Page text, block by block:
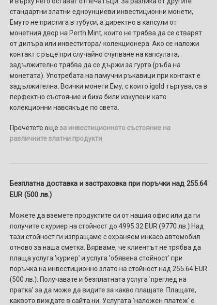
стандартни златни едноунциеви инвестиционни монети,
Емуто не пристига в тубуси, а директно в капсули от
монетния двор на Perth Mint, които не трябва да се отварят
oт дилъра или инвеститора/ колекционера. Ако се наложи
контакт с ръце при случайно счупване на капсулата,
задължително трябва да се държи за гурта (ръба на
монетата). Употребата на памучни ръкавици при контакт е
задължителна. Всички монети Ему, с които igold търгува, са в
перфектно състояние и биха били изкупени като
колекционни навсякъде по света.
Прочетете още за инвестиционното състояние на
различните златни продукти
Безплатна доставка и застраховка при поръчки над 255.64
EUR (500 лв.)
Можете да вземете продуктите си от нашия офис или да ги
получите с куриер на стойност до 4995.32 EUR (9770 лв.) Над
тази стойност ги изпращаме с охраняем инкасо автомобил
отново за наша сметка. Вярваме, че клиентът не трябва да
плаща услуга 'куриер' и услуга 'обявена стойност' при
поръчка на инвестиционно злато на стойност над 255.64 EUR
(500 лв.). Получавате и безплатната услуга 'преглед на
пратка' за да може да видите за какво плащате. Плащате,
каквото виждате в сайта ни. Услугaтa 'наложен платеж' e